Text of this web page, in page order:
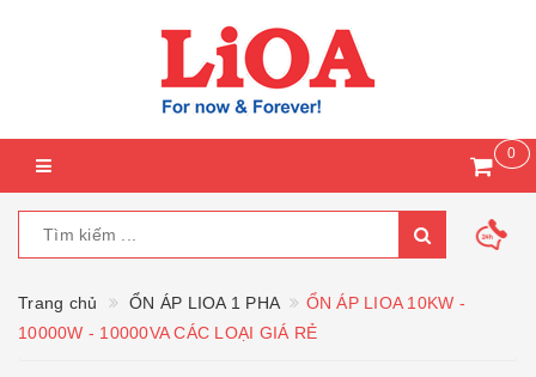
0
Trang chủ ỔN ÁP LIOA 1 PHA
ỔN ÁP LIOA 10KW -
10000W - 10000VA CÁC LOẠI GIÁ RẺ